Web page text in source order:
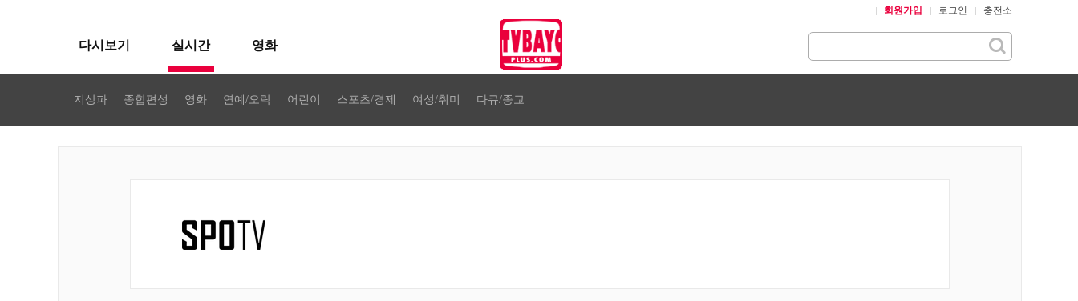
회원가입 로그인 충전소
다시보기 실시간 영화
지상파 종합편성 영화 연예/오락 어린이 스포츠/경제 여성/취미 다큐/종교